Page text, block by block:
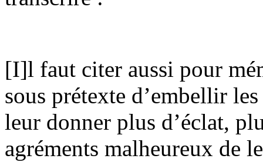
[I]l faut citer aussi pour
sous prétexte d’embellir
leur donner plus d’éclat,
agréments malheureux de